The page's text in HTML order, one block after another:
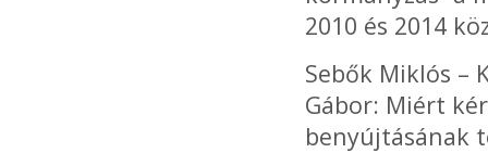
2010 és 2014
Sebők Miklós –
Gábor: Miért
benyújtásának